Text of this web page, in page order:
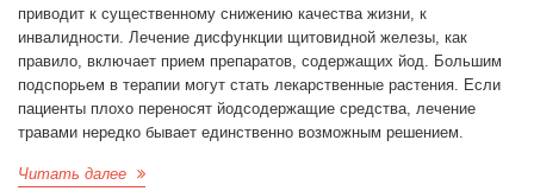
приводит к существенному снижению качества жизни, к
инвалидности. Лечение дисфункции щитовидной железы, как
правило, включает прием препаратов, содержащих йод. Большим
подспорьем в терапии могут стать лекарственные растения. Если
пациенты плохо переносят йодсодержащие средства, лечение
травами нередко бывает единственно возможным решением.
Читать далее